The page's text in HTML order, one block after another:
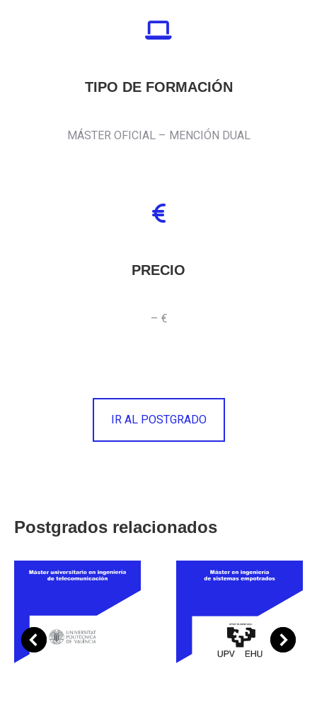
TIPO DE FORMACIÓN
MÁSTER OFICIAL – MENCIÓN DUAL
PRECIO
– €
IR AL POSTGRADO
Postgrados relacionados